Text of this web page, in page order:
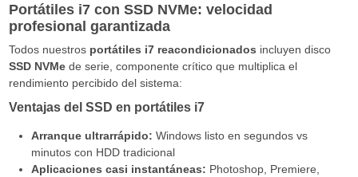
Portátiles i7 con SSD NVMe: velocidad
profesional garantizada
Todos nuestros portátiles i7 reacondicionados incluyen disco
SSD NVMede serie, componente crítico que multiplica el
rendimiento percibido del sistema:
Ventajas del SSD en portátiles i7
Arranque ultrarrápido: Windows listo en segundos vs
minutos con HDD tradicional
Aplicaciones casi instantáneas: Photoshop, Premiere,